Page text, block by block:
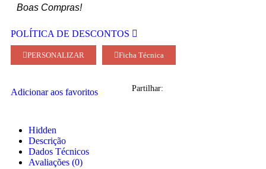
Boas Compras!
POLÍTICA DE DESCONTOS
PERSONALIZAR Ficha Técnica
Adicionar aos favoritos Partilhar:
Hidden
Descrição
Dados Técnicos
Avaliações (0)